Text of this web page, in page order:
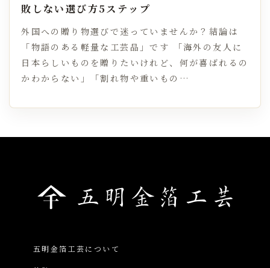
敗しない選び方5ステップ
外国への贈り物選びで迷っていませんか？結論は
「物語のある軽量な工芸品」です 「海外の友人に
日本らしいものを贈りたいけれど、何が喜ばれるの
かわからない」「割れ物や重いもの…
五明金箔工芸について